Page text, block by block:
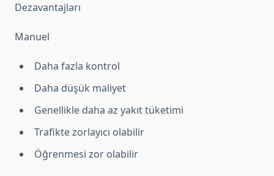
Dezavantajları
Manuel
Daha fazla kontrol
Daha düşük maliyet
Genellikle daha az yakıt tüketimi
Trafikte zorlayıcı olabilir
Öğrenmesi zor olabilir